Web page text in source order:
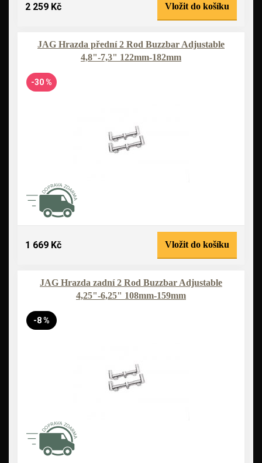
2 259 Kč Vložit do košíku
JAG Hrazda přední 2 Rod Buzzbar Adjustable
4,8"-7,3" 122mm-182mm
-30 %
1 669 Kč Vložit do košíku
JAG Hrazda zadní 2 Rod Buzzbar Adjustable
4,25"-6,25" 108mm-159mm
-8 %